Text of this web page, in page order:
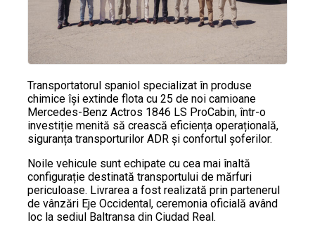
Transportatorul spaniol specializat în produse
chimice își extinde flota cu 25 de noi camioane
Mercedes-Benz Actros 1846 LS ProCabin, într-o
investiție menită să crească eficiența operațională,
siguranța transporturilor ADR și confortul șoferilor.
Noile vehicule sunt echipate cu cea mai înaltă
configurație destinată transportului de mărfuri
periculoase. Livrarea a fost realizată prin partenerul
de vânzări Eje Occidental, ceremonia oficială având
loc la sediul Baltransa din Ciudad Real.